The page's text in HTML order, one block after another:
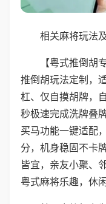
相关麻将玩法
【粤式推倒胡
推倒胡玩法定制，
杠、仅自摸胡牌，
秒极速完成洗牌叠
买马功能一键适配
分，机身稳固不卡
皆宜，亲友小聚、
粤式麻将乐趣，休